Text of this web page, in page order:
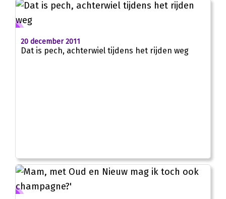
20 december 2011
Dat is pech, achterwiel tijdens het rijden weg